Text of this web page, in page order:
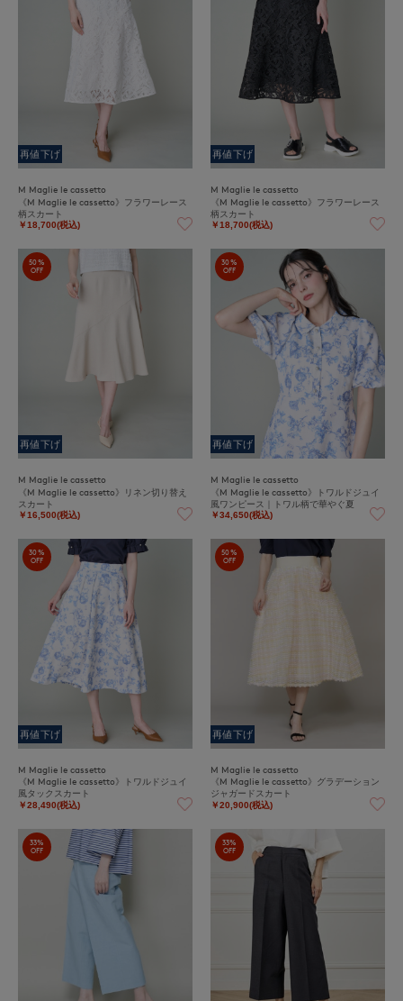
再値下げ
M Maglie le cassetto
《M Maglie le cassetto》フラワーレース
柄スカート
￥18,700(税込)
再値下げ
M Maglie le cassetto
《M Maglie le cassetto》フラワーレース
柄スカート
￥18,700(税込)
50%
OFF
再値下げ
M Maglie le cassetto
《M Maglie le cassetto》リネン切り替え
スカート
￥16,500(税込)
30%
OFF
再値下げ
M Maglie le cassetto
《M Maglie le cassetto》トワルドジュイ
風ワンピース｜トワル柄で華やぐ夏
￥34,650(税込)
30%
OFF
再値下げ
M Maglie le cassetto
《M Maglie le cassetto》トワルドジュイ
風タックスカート
￥28,490(税込)
50%
OFF
再値下げ
M Maglie le cassetto
《M Maglie le cassetto》グラデーション
ジャガードスカート
￥20,900(税込)
33%
OFF
33%
OFF